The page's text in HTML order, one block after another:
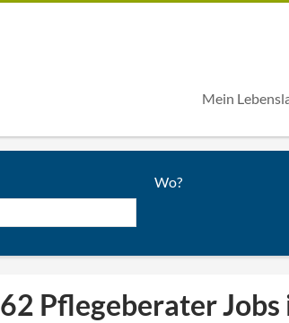
Mein
Wo?
62 Pflegeberater Jobs